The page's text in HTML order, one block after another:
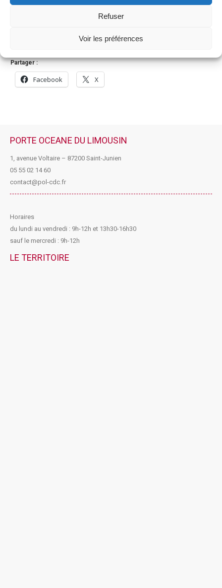
Refuser
Voir les préférences
2016
Partager :
Facebook X
PORTE OCEANE DU LIMOUSIN
1, avenue Voltaire – 87200 Saint-Junien
05 55 02 14 60
contact@pol-cdc.fr
Horaires
du lundi au vendredi : 9h-12h et 13h30-16h30
sauf le mercredi : 9h-12h
LE TERRITOIRE